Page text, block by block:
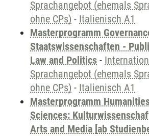
Sprachangebot (ehemals
ohne CPs) - Italienisch A1
Masterprogramm
Staatswissenschaften -
Law and Politics -
Sprachangebot (ehemals
ohne CPs) - Italienisch A1
Masterprogramm
Sciences:
Arts and Media [ab